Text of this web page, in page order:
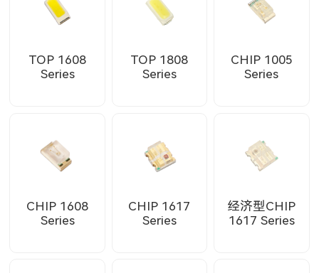
TOP 1608
Series
TOP 1808
Series
CHIP 1005
Series
CHIP 1608
Series
CHIP 1617
Series
经济型CHIP
1617 Series